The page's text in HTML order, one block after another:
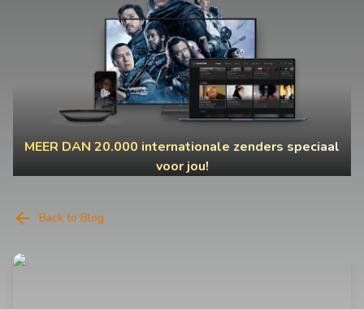
MEER DAN 20.000 internationale zenders speciaal
voor jou!
Back to Blog